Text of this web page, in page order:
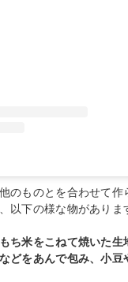
のものとを合わせて作
以下の様な物がありま
ち米をこねて焼いた
どをあんで包み、小